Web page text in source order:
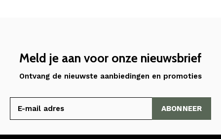
Meld je aan voor onze nieuwsbrief
Ontvang de nieuwste aanbiedingen en promoties
ABONNEER